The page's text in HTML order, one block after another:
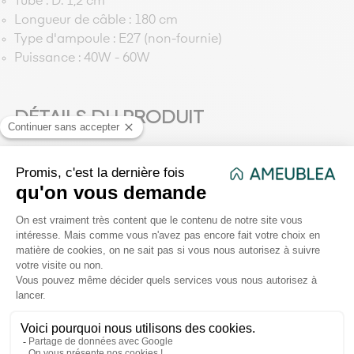
Longueur de câble : 180 cm
Type d'ampoule : E27 (non-fournie)
Puissance : 40W - 60W
DÉTAILS DU PRODUIT
Puissance 40W - 60W
cordon
180 cm
Dimensions de
l'article
L. 20 x P. 20 x H. 150 cm
Matière Résine Plastique - Fer